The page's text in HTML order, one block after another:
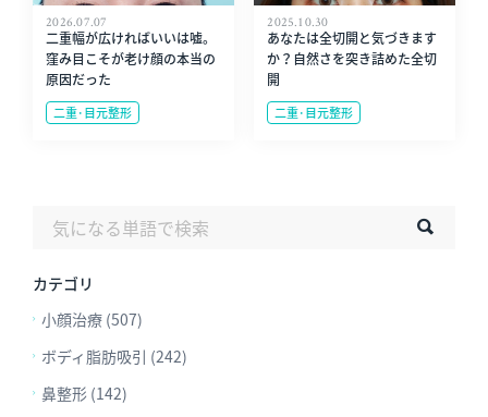
2026.07.07
二重幅が広ければいいは嘘。
窪み目こそが老け顔の本当の
原因だった
二重･目元整形
2025.10.30
あなたは全切開と気づきます
か？自然さを突き詰めた全切
開
二重･目元整形
カテゴリ
小顔治療 (507)
ボディ脂肪吸引 (242)
鼻整形 (142)